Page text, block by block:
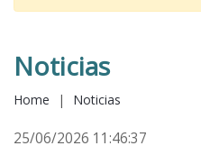
Noticias
Home | Noticias
25/06/2026 11:46:37